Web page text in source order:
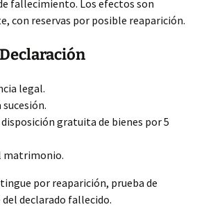
fallecimiento. Los efectos son
con reservas por posible reaparición.
legal.
gratuita de bienes por 5
matrimonio.
por reaparición, prueba de
declarado fallecido.